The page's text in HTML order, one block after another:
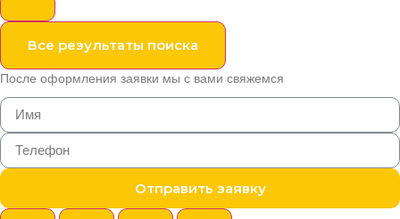
Все результаты поиска
После оформления заявки мы с вами свяжемся
Отправить заявку